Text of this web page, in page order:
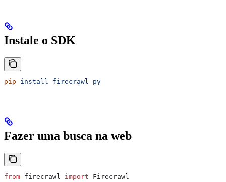
Instale o SDK
pip install firecrawl-py
Fazer uma busca na web
from firecrawl import Firecrawl